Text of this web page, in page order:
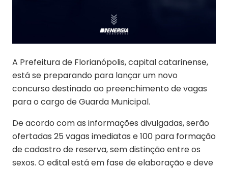
A Prefeitura de Florianópolis, capital catarinense,
está se preparando para lançar um novo
concurso destinado ao preenchimento de vagas
para o cargo de Guarda Municipal.
De acordo com as informações divulgadas, serão
ofertadas 25 vagas imediatas e 100 para formação
de cadastro de reserva, sem distinção entre os
sexos. O edital está em fase de elaboração e deve